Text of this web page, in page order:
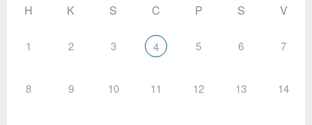
H K S C P S V
1 2 3 4 5 6 7
8 9 10 11 12 13 14